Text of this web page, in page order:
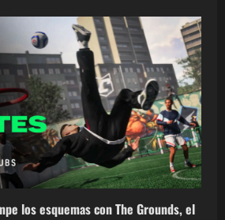
los esquemas con The Grounds, el